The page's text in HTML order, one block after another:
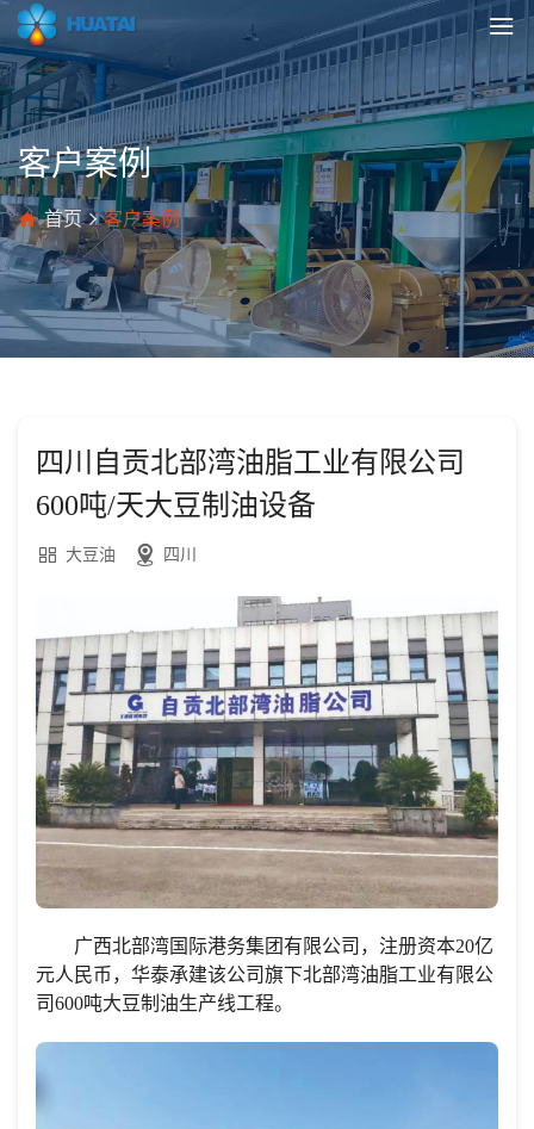
客户案例
首页 客户案例
四川自贡北部湾油脂工业有限公司
600吨/天大豆制油设备
大豆油 四川
广西北部湾国际港务集团有限公司，注册资本20亿
元人民币，华泰承建该公司旗下北部湾油脂工业有限公
司600吨大豆制油生产线工程。